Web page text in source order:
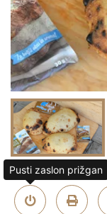
Pusti zaslon prižgan